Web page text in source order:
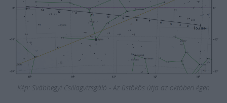
Kép: Svábhegyi Csillagvizsgáló - Az üstökös útja az októberi égen